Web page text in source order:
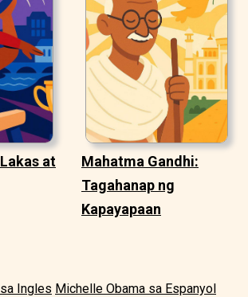
at
Mahatma Gandhi:
Tagahanap ng
Kapayapaan
Ingles Michelle Obama sa Espanyol